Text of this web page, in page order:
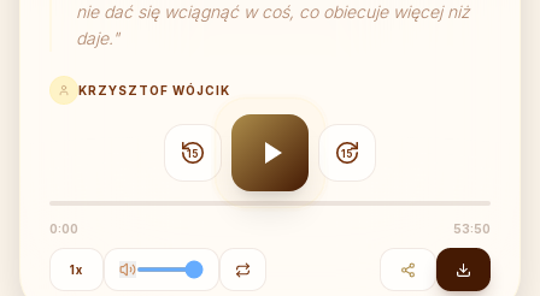
nie dać się wciągnąć w coś, co obiecuje więcej niż
daje."
KRZYSZTOF WÓJCIK
15 15
0:00 53:50
1x